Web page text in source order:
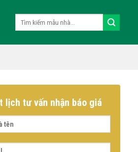
lịch tư vấn nhận báo giá